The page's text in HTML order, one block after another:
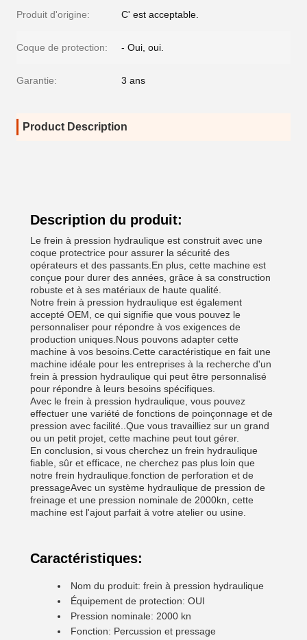
Produit d'origine: C' est acceptable.
Coque de protection: - Oui, oui.
Garantie: 3 ans
Product Description
Description du produit:
Le frein à pression hydraulique est construit avec une
coque protectrice pour assurer la sécurité des
opérateurs et des passants.En plus, cette machine est
conçue pour durer des années, grâce à sa construction
robuste et à ses matériaux de haute qualité.
Notre frein à pression hydraulique est également
accepté OEM, ce qui signifie que vous pouvez le
personnaliser pour répondre à vos exigences de
production uniques.Nous pouvons adapter cette
machine à vos besoins.Cette caractéristique en fait une
machine idéale pour les entreprises à la recherche d'un
frein à pression hydraulique qui peut être personnalisé
pour répondre à leurs besoins spécifiques.
Avec le frein à pression hydraulique, vous pouvez
effectuer une variété de fonctions de poinçonnage et de
pression avec facilité..Que vous travailliez sur un grand
ou un petit projet, cette machine peut tout gérer.
En conclusion, si vous cherchez un frein hydraulique
fiable, sûr et efficace, ne cherchez pas plus loin que
notre frein hydraulique.fonction de perforation et de
pressageAvec un système hydraulique de pression de
freinage et une pression nominale de 2000kn, cette
machine est l'ajout parfait à votre atelier ou usine.
Caractéristiques:
Nom du produit: frein à pression hydraulique
Équipement de protection: OUI
Pression nominale: 2000 kn
Fonction: Percussion et pressage